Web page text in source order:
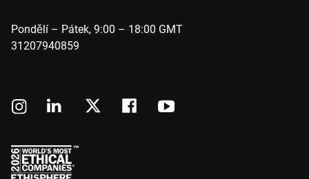
Pondělí – Pátek, 9:00 – 18:00 GMT
31207940859